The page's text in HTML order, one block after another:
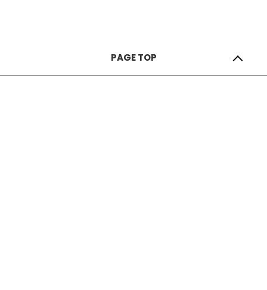
Copyright © 2023 Sunautas Corporation. All Rights Reserved